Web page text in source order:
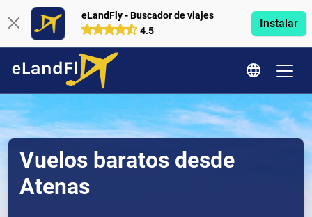
eLandFly - Buscador de viajes
4.5
Instalar
Vuelos baratos desde
Atenas